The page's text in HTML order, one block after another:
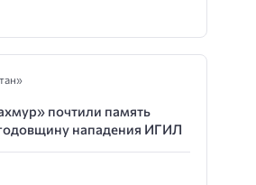
почтили память
нападения ИГИЛ